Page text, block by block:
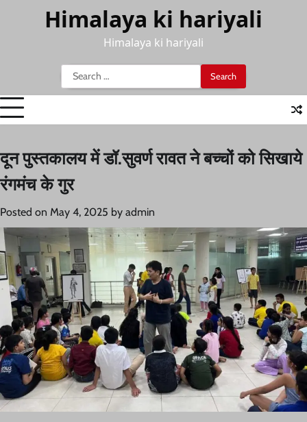
Himalaya ki hariyali
Himalaya ki hariyali
Search
for:
दून पुस्तकालय में डॉ.सुवर्ण रावत ने बच्चों को सिखाये
रंगमंच के गुर
Posted on May 4, 2025 by admin